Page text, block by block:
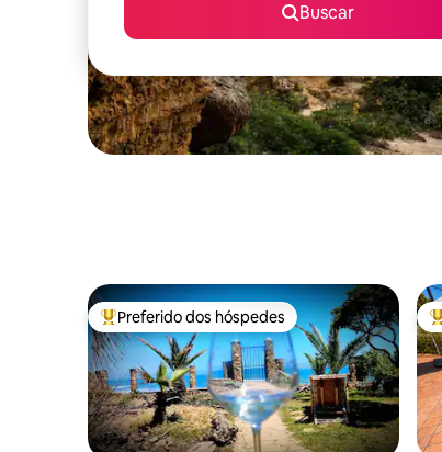
Buscar
Entre os melhores preferidos dos hóspedes
Preferido dos hóspedes